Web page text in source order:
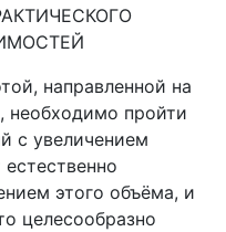
направленной на
необходимо пройти
с увеличением
этого объёма, и
целесообразно